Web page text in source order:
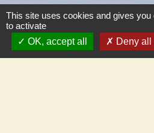
Vigicrues
Son & Lumières de Cléry
Maison de retraite de
This site uses cookies and gives
to activate
OK, accept all
Deny